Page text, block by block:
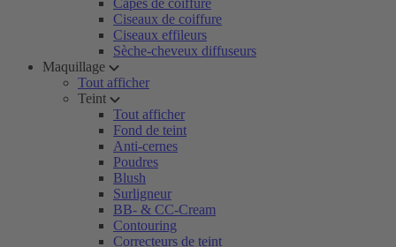
Capes de coiffure
Ciseaux de coiffure
Ciseaux effileurs
Sèche-cheveux diffuseurs
Maquillage
Tout afficher
Teint
Tout afficher
Fond de teint
Anti-cernes
Poudres
Blush
Surligneur
BB- & CC-Cream
Contouring
Correcteurs de teint